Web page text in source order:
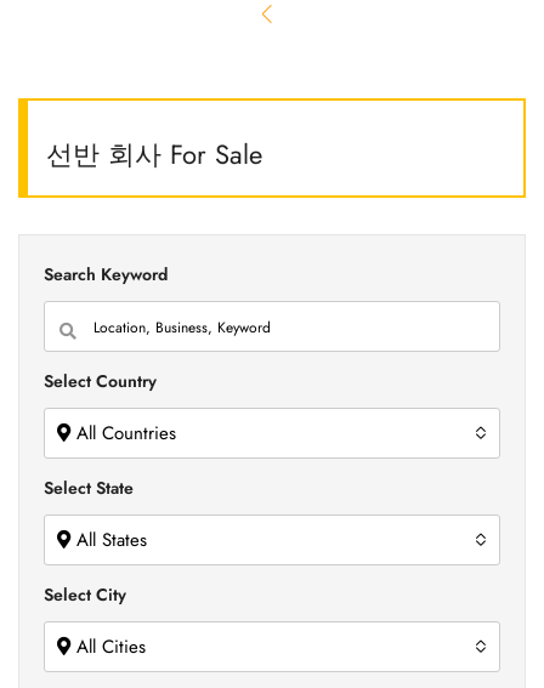
선반 회사 For Sale
Search Keyword
Select Country
All Countries
Select State
All States
Select City
All Cities